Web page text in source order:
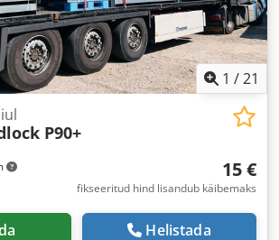
1 /21
P90+
15 €
fikseeritud hind lisandub käibemaks
Helistada